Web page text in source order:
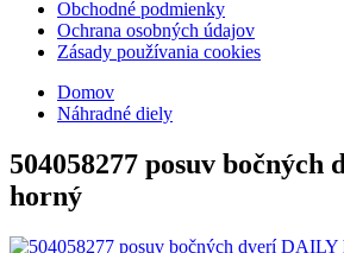
Obchodné podmienky
Ochrana osobných údajov
Zásady používania cookies
Domov
Náhradné diely
504058277 posuv bočných
horný